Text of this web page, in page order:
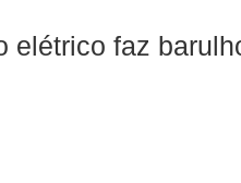
elétrico faz